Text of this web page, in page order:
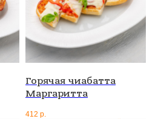
Горячая чиабатта
Маргаритта
412 р.